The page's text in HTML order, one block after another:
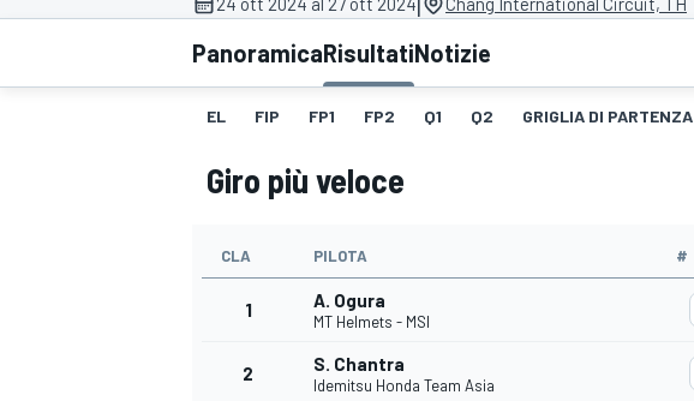
MOTOGP WEC
PanoramicaRisultatiNotizie
EL FIP FP1 FP2 Q1 Q2 GRIGLIA DI PARTENZA
Giro più veloce
CLA PILOTA #
1 A. Ogura
MT Helmets - MSI
2 S. Chantra
Idemitsu Honda Team Asia